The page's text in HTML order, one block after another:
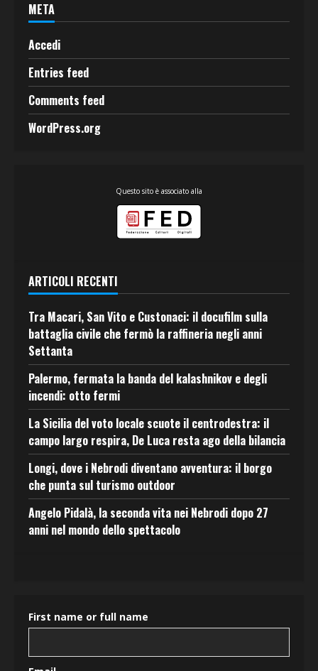
META
Accedi
Entries feed
Comments feed
WordPress.org
Questo sito è associato alla
ARTICOLI RECENTI
Tra Macari, San Vito e Custonaci: il docufilm sulla
battaglia civile che fermò la raffineria negli anni
Settanta
Palermo, fermata la banda del kalashnikov e degli
incendi: otto fermi
La Sicilia del voto locale scuote il centrodestra: il
campo largo respira, De Luca resta ago della bilancia
Longi, dove i Nebrodi diventano avventura: il borgo
che punta sul turismo outdoor
Angelo Pidalà, la seconda vita nei Nebrodi dopo 27
anni nel mondo dello spettacolo
First name or full name